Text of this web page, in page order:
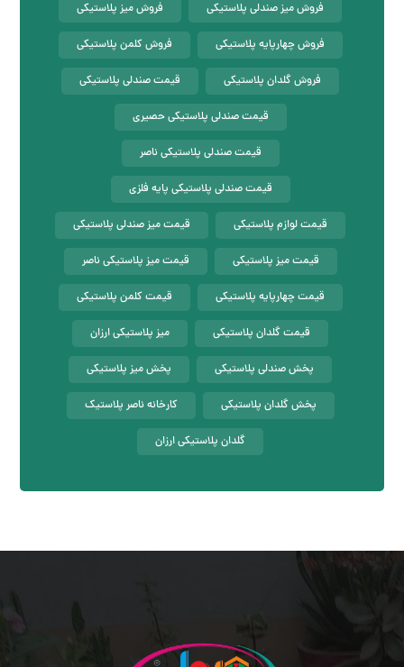
فروش میز صندلی پلاستیکی فروش میز پلاستیکی
فروش چهارپایه پلاستیکی فروش کلمن پلاستیکی
فروش گلدان پلاستیکی قیمت صندلی پلاستیکی
قیمت صندلی پلاستیکی حصیری
قیمت صندلی پلاستیکی ناصر
قیمت صندلی پلاستیکی پایه فلزی
قیمت لوازم پلاستیکی قیمت میز صندلی پلاستیکی
قیمت میز پلاستیکی قیمت میز پلاستیکی ناصر
قیمت چهارپایه پلاستیکی قیمت کلمن پلاستیکی
قیمت گلدان پلاستیکی میز پلاستیکی ارزان
پخش صندلی پلاستیکی پخش میز پلاستیکی
پخش گلدان پلاستیکی کارخانه ناصر پلاستیک
گلدان پلاستیکی ارزان